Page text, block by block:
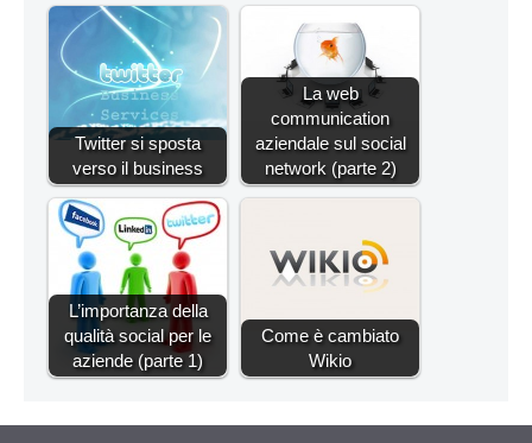
Twitter si sposta
verso il business
La web
communication
aziendale sul social
network (parte 2)
L’importanza della
qualità social per le
aziende (parte 1)
Come è cambiato
Wikio